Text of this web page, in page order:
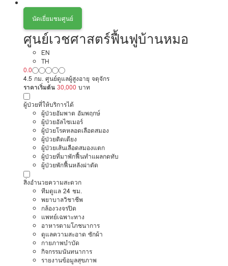
นัดเยี่ยมชมศูนย์
ศูนย์เวชศาสตร์ฟื้นฟูบ้านหมอ
EN
TH
0.0
4.5 กม. ศูนย์ดูแลผู้สูงอายุ จตุจักร
ราคาเริ่มต้น 30,000 บาท
ผู้ป่วยที่ให้บริการได้
ผู้ป่วยอัมพาต อัมพฤกษ์
ผู้ป่วยอัลไซเมอร์
ผู้ป่วยโรคหลอดเลือดสมอง
ผู้ป่วยติดเตียง
ผู้ป่วยเส้นเลือดสมองแตก
ผู้ป่วยที่มาพักฟื้นทำแผลกดทับ
ผู้ป่วยพักฟื้นหลังผ่าตัด
สิ่งอำนวยความสะดวก
ทีมดูแล 24 ชม.
พยาบาลวิชาชีพ
กล้องวงจรปิด
แพทย์เฉพาะทาง
อาหารตามโภชนาการ
ดูแลความสะอาด ซักผ้า
กายภาพบำบัด
กิจกรรมนันทนาการ
รายงานข้อมูลสุขภาพ